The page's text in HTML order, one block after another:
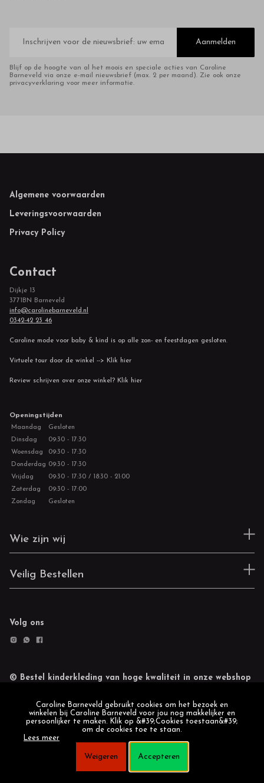
mailadres
Aanmelden
Blijf op de hoogte van al het moois en speciale acties van Caroline
Barneveld via onze e-mail nieuwsbrief (max. 2 per maand). Zie ook onze
privacyverklaring voor meer informatie.
Footer
Algemene voorwaarden
Leveringsvoorwaarden
Privacy Policy
Contact
Dijkje 13
3771BN Barneveld
info@carolinebarneveld.nl
0342-42 23 46
Caroline mode voor baby & kind is op alle zon- en feestdagen gesloten.
Virtuele tour door de winkel --> Klik hier
Review schrijven over onze winkel? Klik hier
Openingstijden
Maandag
Gesloten
Dinsdag
09:30 - 17:30
Woensdag
09:30 - 17:30
Donderdag 09:30 - 17:30
Vrijdag
09:30 - 17:30 / 18:30 - 21:00
Zaterdag
09:30 - 17:00
Zondag
Gesloten
Wie zijn wij
Veilig Bestellen
Volg ons
© Bestel kinderkleding van hoge kwaliteit in onze webshop
Caroline Barneveld gebruikt cookies om het bezoek en
winkelen bij Caroline Barneveld voor jou nog makkelijker en
persoonlijker te maken. Klik op &#39;Cookies toestaan&#39;
om de cookies toe te staan.
Lees meer
Weigeren Accepteren